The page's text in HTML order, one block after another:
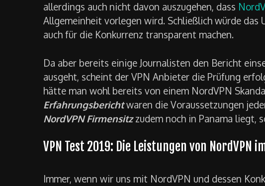
allerdings auch nicht davon auszugehen, dass
Allgemeinheit vorlegen wird. Schließlich würde
auch für die Konkurrenz transparent machen.
Da aber bereits einige Journalisten den Bericht
ausgeht, scheint der VPN Anbieter die Prüfung
hätte man wohl bereits von einem NordVPN
Erfahrungsberichtwaren die Voraussetzungen
NordVPN Firmensitzzudem noch in Panama liegt,
VPN Test 2019: Die Leistungen von NordVPN
Immer, wenn wir uns mit NordVPN und dessen